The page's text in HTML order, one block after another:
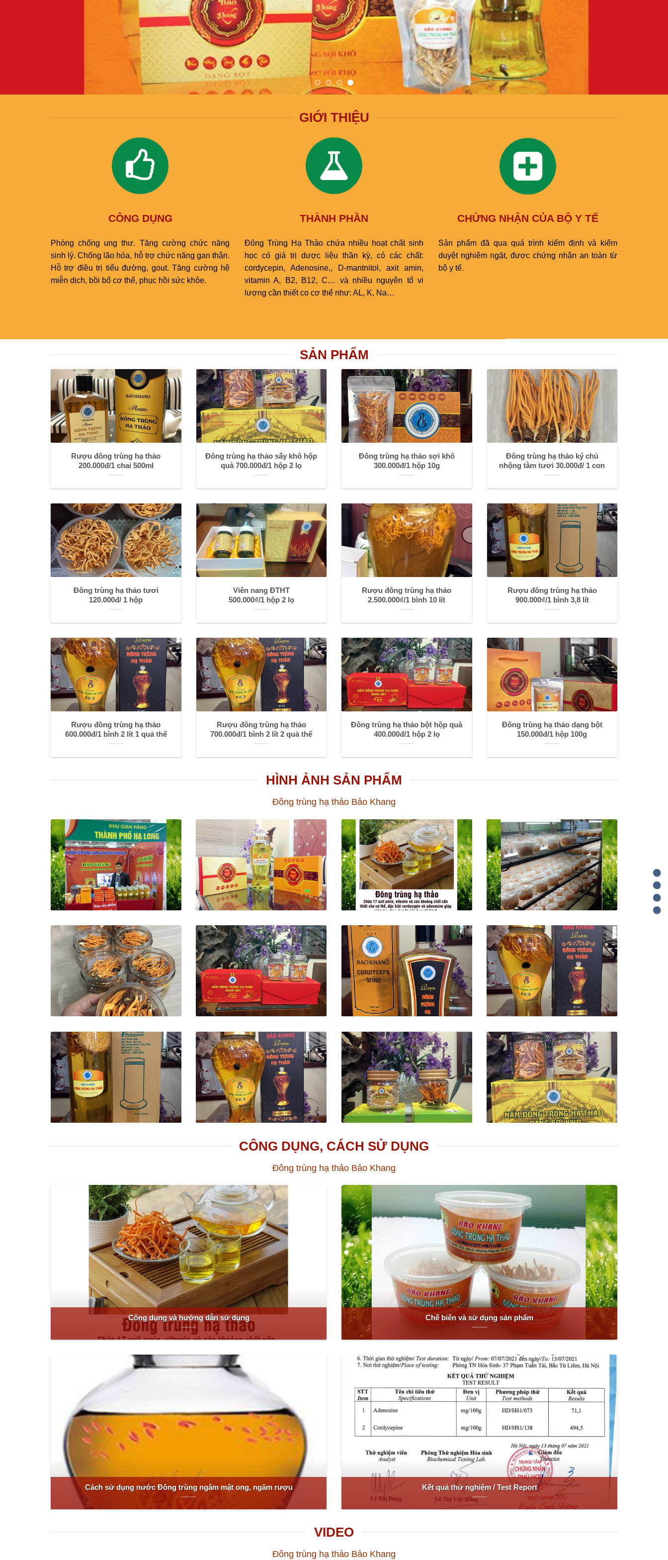
GIỚI THIỆU
CÔNG DỤNG
Phòng chống ung thư. Tăng cường chức năng
sinh lý. Chống lão hóa, hỗ trợ chức năng gan thận.
Hỗ trợ điều trị tiểu đường, gout. Tăng cường hệ
miễn dịch, bồi bổ cơ thể, phục hồi sức khỏe.
THÀNH PHẦN
Đông Trùng Hạ Thảo chứa nhiều hoạt chất sinh
học có giá trị dược liệu thần kỳ, có các chất:
cordycepin, Adenosine,, D-mantnitol, axit amin,
vitamin A, B2, B12, C… và nhiều nguyên tố vi
lượng cần thiết co cơ thể như: AL, K, Na…
CHỨNG NHẬN CỦA BỘ Y TẾ
Sản phẩm đã qua quá trình kiểm định và kiểm
duyệt nghiêm ngặt, được chứng nhận an toàn từ
bộ y tế.
SẢN PHẨM
Rượu đông trùng hạ thảo
200.000đ/1 chai 500ml
Đông trùng hạ thảo sấy khô hộp
quà 700.000đ/1 hộp 2 lọ
Đông trùng hạ thảo sợi khô
300.000đ/1 hộp 10g
Đông trùng hạ thảo ký chủ
nhộng tằm tươi 30.000đ/ 1 con
Đông trùng hạ thảo tươi
120.000đ/ 1 hộp
Viên nang ĐTHT
500.000₫/1 hộp 2 lọ
Rượu đông trùng hạ thảo
2.500.000₫/1 bình 10 lít
Rượu đông trùng hạ thảo
900.000₫/1 bình 3,8 lít
Rượu đông trùng hạ thảo
600.000đ/1 bình 2 lít 1 quả thể
Rượu đông trùng hạ thảo
700.000đ/1 bình 2 lít 2 quả thể
Đông trùng hạ thảo bột hộp quà
400.000đ/1 hộp 2 lọ
Đông trùng hạ thảo dạng bột
150.000đ/1 hộp 100g
HÌNH ẢNH SẢN PHẨM
Đông trùng hạ thảo Bảo Khang
CÔNG DỤNG, CÁCH SỬ DỤNG
Đông trùng hạ thảo Bảo Khang
Công dụng và hướng dẫn sử dụng Chế biến và sử dụng sản phẩm
Cách sử dụng nước Đông trùng ngâm mật ong, ngâm rượu Kết quả thử nghiệm / Test Report
VIDEO
Đông trùng hạ thảo Bảo Khang